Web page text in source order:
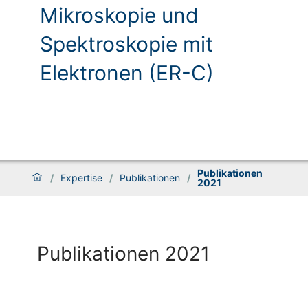
Mikroskopie und
Spektroskopie mit
Elektronen (ER-C)
/ Expertise / Publikationen / Publikationen
2021
Publikationen 2021